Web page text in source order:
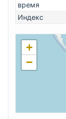
время
Индекс
+
−